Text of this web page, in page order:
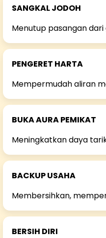
SANGKAL JODOH
Menutup pasangan
PENGERET HARTA
Mempermudah aliran
BUKA AURA PEMIKAT
Meningkatkan daya
BACKUP USAHA
Membersihkan,
BERSIH DIRI